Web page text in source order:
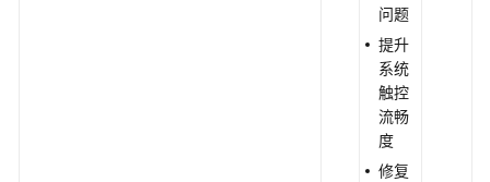
问题
提升
系统
触控
流畅
度
修复